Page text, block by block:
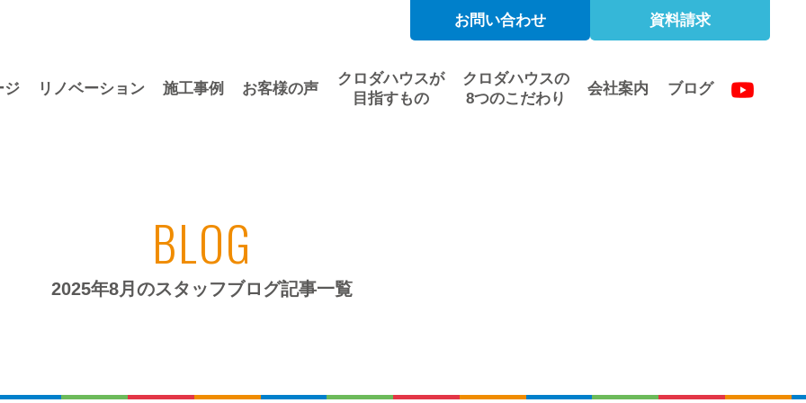
ジ リノベーション 施工事例 お客様の声
クロダハウスが
目指すもの
クロダハウスの
8つのこだわり
会社案内 ブログ
お問い合わせ 資料請求
BLOG
2025年8月のスタッフブログ記事一覧